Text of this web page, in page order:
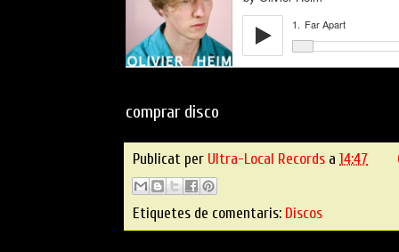
comprar disco
Publicat per Ultra-Local Records a 14:47
Etiquetes de comentaris: Discos